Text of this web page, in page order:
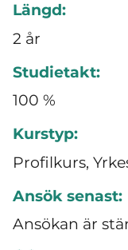
Längd:
2 år
Studietakt:
100 %
Kurstyp:
Profilkurs,
Ansök senast:
Ansökan är